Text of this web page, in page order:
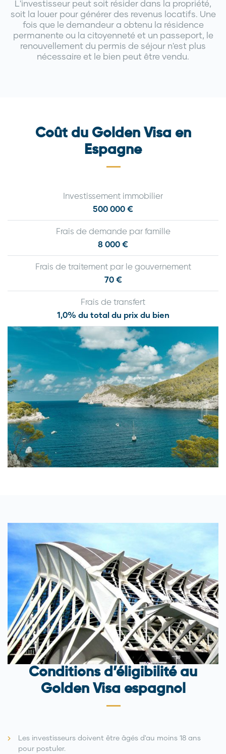
L'investisseur peut soit résider dans la propriété,
soit la louer pour générer des revenus locatifs. Une
fois que le demandeur a obtenu la résidence
permanente ou la citoyenneté et un passeport, le
renouvellement du permis de séjour n'est plus
nécessaire et le bien peut être vendu.
Coût du Golden Visa en
Espagne
Investissement immobilier
500 000 €
Frais de demande par famille
8 000 €
Frais de traitement par le gouvernement
70 €
Frais de transfert
1,0% du total du prix du bien
Conditions d’éligibilité au
Golden Visa espagnol
Les investisseurs doivent être âgés d'au moins 18 ans
pour postuler.